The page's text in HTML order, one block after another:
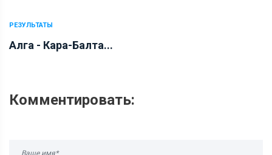
РЕЗУЛЬТАТЫ
Алга - Кара-Балта...
Комментировать: